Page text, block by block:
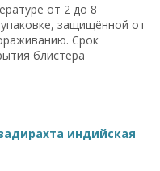
от 2 до 8
защищённой от
Срок
блистера
индийская